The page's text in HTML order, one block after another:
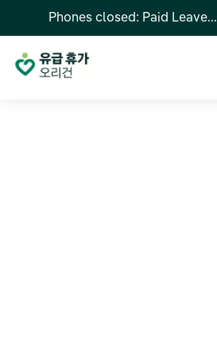
Phones closed: Paid Leave...